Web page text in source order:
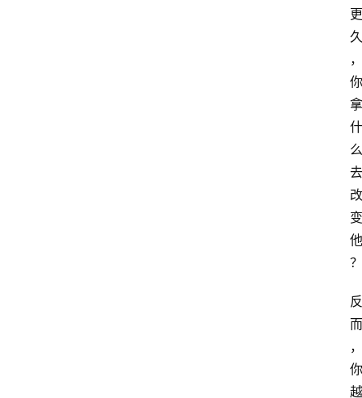
更
久
，
你
拿
什
么
去
改
变
他
？
反
而
，
你
越